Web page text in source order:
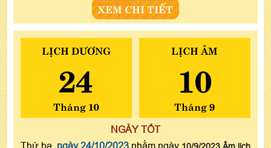
XEM CHI TIẾT
LỊCH DƯƠNG
24
Tháng 10
LỊCH ÂM
10
Tháng 9
NGÀY TỐT
Thứ ba, ngày 24/10/2023 nhằm ngày